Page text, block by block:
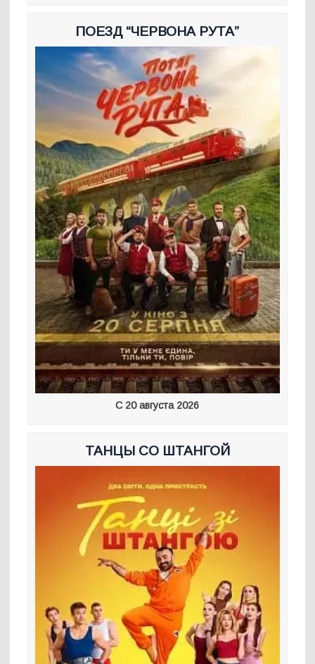
ПОЕЗД “ЧЕРВОНА РУТА”
С 20 августа 2026
ТАНЦЫ СО ШТАНГОЙ